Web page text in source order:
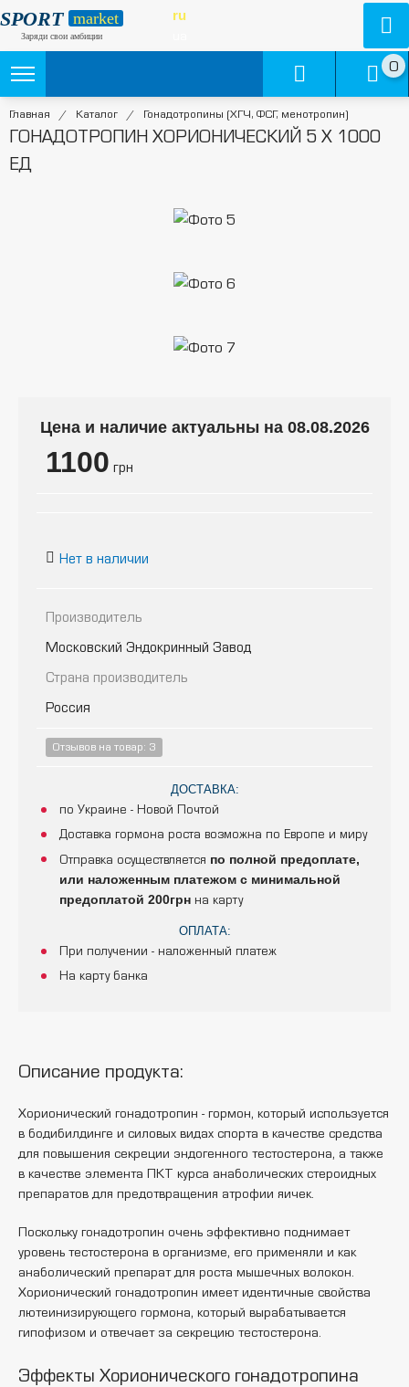
SPORT market
Заряди свои амбиции
ru
0
Главная / Каталог / Гонадотропины (ХГЧ, ФСГ, менотропин)
ГОНАДОТРОПИН ХОРИОНИЧЕСКИЙ 5 Х 1000
ЕД
Цена и наличие актуальны на 08.08.2026
1100 грн
Нет в наличии
Производитель
Московский Эндокринный Завод
Страна производитель
Россия
Отзывов на товар: 3
ДОСТАВКА:
по Украине - Новой Почтой
Доставка гормона роста возможна по Европе и миру
Отправка осуществляется по полной предоплате,
или наложенным платежом с минимальной
предоплатой 200грн на карту
ОПЛАТА:
При получении - наложенный платеж
На карту банка
Описание продукта:
Хорионический гонадотропин - гормон, который используется
в бодибилдинге и силовых видах спорта в качестве средства
для повышения секреции эндогенного тестостерона, а также
в качестве элемента ПКТ курса анаболических стероидных
препаратов для предотвращения атрофии яичек.
Поскольку гонадотропин очень эффективно поднимает
уровень тестостерона в организме, его применяли и как
анаболический препарат для роста мышечных волокон.
Хорионический гонадотропин имеет идентичные свойства
лютеинизирующего гормона, который вырабатывается
гипофизом и отвечает за секрецию тестостерона.
Эффекты Хорионического гонадотропина